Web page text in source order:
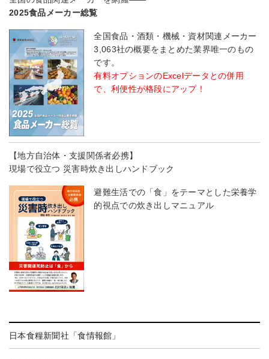
2025食品メーカー総覧
全国食品・酒類・機械・資材関連メーカー
3,063社の概要をまとめた業界唯一のもの
です。
有料オプションのExcelデータとの併用
で、利便性が格段にアップ！
【地方自治体・支援関係者必携】
現場で役立つ 災害時炊き出しハンドブック
避難生活での「食」をテーマとした栄養学
的視点での炊き出しマニュアル
日本食糧新聞社「食情報館」